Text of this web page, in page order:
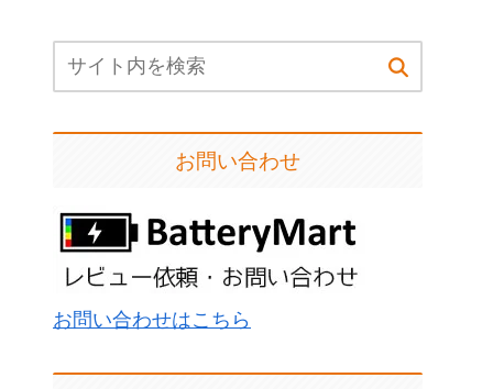
お問い合わせ
お問い合わせはこちら